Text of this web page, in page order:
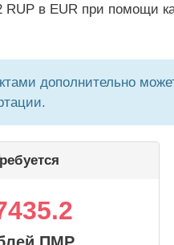
RUP в EUR при помощи
дополнительно